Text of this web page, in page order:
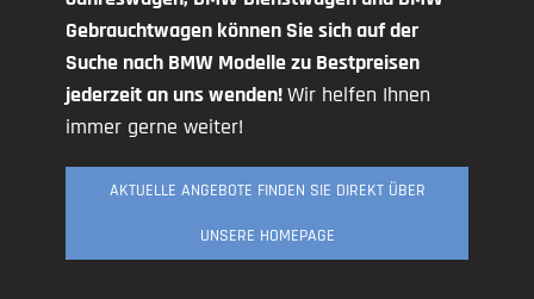
Gebrauchtwagen können Sie sich auf der
Suche nach BMW Modelle zu Bestpreisen
jederzeit an uns wenden!Wir helfen Ihnen
immer gerne weiter!
AKTUELLE ANGEBOTE FINDEN SIE DIREKT ÜBER
UNSERE HOMEPAGE